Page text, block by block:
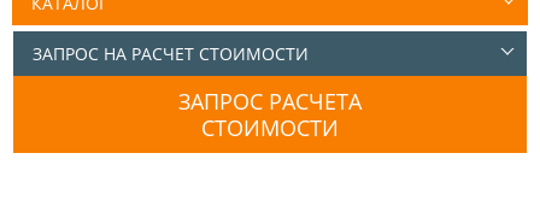
ЗАПРОС РАСЧЕТА
СТОИМОСТИ